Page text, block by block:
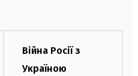
Війна Росії з
Україною